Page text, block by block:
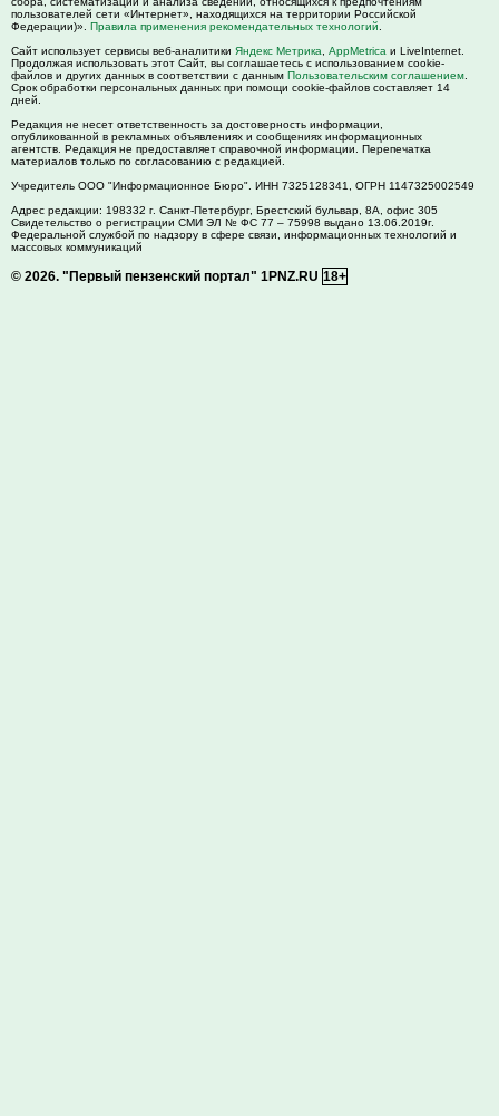
пользователей сети «Интернет», находящихся на территории Российской
Федерации)». Правила применения рекомендательных технологий
Сайт использует сервисы веб-аналитики Яндекс Метрика AppMetrica и LiveInternet.
Продолжая использовать этот Сайт, вы соглашаетесь с использованием cookie-
файлов и других данных в соответствии с данным Пользовательским соглашением
Срок обработки персональных данных при помощи cookie-файлов составляет 14
дней.
Редакция не несет ответственность за достоверность информации,
опубликованной в рекламных объявлениях и сообщениях информационных
агентств. Редакция не предоставляет справочной информации. Перепечатка
материалов только по согласованию с редакцией.
Учредитель ООО "Информационное Бюро". ИНН 7325128341, ОГРН 1147325002549
Адрес редакции: 198332 г. Санкт-Петербург, Брестский бульвар, 8А, офис 305
Свидетельство о регистрации СМИ ЭЛ № ФС 77 – 75998 выдано 13.06.2019г.
Федеральной службой по надзору в сфере связи, информационных технологий и
массовых коммуникаций
© 2026. "Первый пензенский портал" 1PNZ.RU 18+